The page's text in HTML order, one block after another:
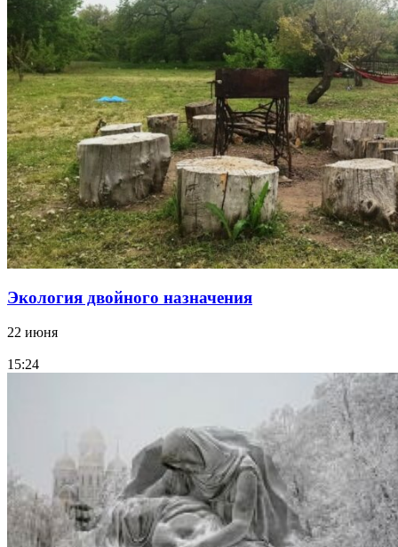
Экология двойного назначения
22 июня
15:24